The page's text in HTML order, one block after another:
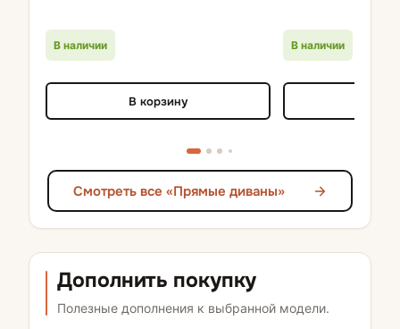
В наличии
В корзину
В наличии
Смотреть все «Прямые диваны»
Дополнить покупку
Полезные дополнения к выбранной модели.